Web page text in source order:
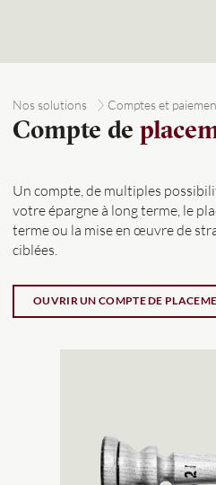
Nos solutions Comptes et
Compte de
Un compte, de multiples
votre épargne à long terme, le
terme ou la mise en œuvre de
ciblées.
OUVRIR UN COMPTE DE